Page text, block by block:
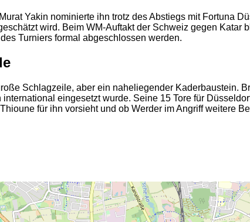
Yakin nominierte ihn trotz des Abstiegs mit Fortuna
wird. Beim WM-Auftakt der Schweiz gegen
Turniers formal abgeschlossen werden.
Schlagzeile, aber ein naheliegender Kaderbaustein.
eingesetzt wurde. Seine 15 Tore für
für ihn vorsieht und ob Werder im Angriff weitere
2